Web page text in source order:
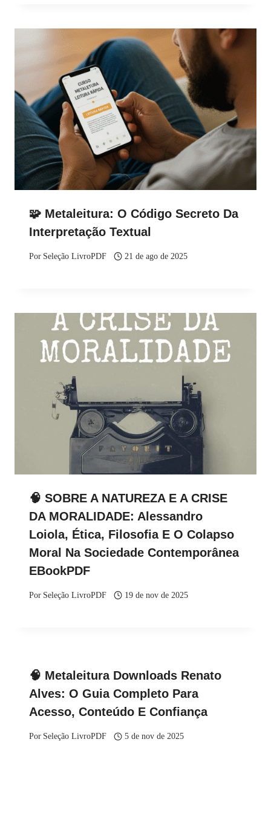
🧩 Metaleitura: O Código Secreto Da
Interpretação Textual
Por Seleção LivroPDF 21 de ago de 2025
🧠 SOBRE A NATUREZA E A CRISE
DA MORALIDADE: Alessandro
Loiola, Ética, Filosofia E O Colapso
Moral Na Sociedade Contemporânea
EBookPDF
Por Seleção LivroPDF 19 de nov de 2025
🧠 Metaleitura Downloads Renato
Alves: O Guia Completo Para
Acesso, Conteúdo E Confiança
Por Seleção LivroPDF 5 de nov de 2025